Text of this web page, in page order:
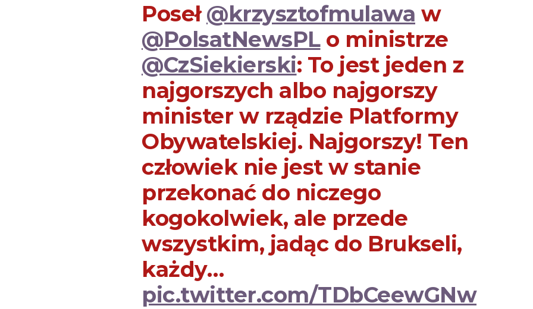
Poseł@krzysztofmulawa w
@PolsatNewsPLo ministrze
@CzSiekierski: To jest jeden z
najgorszych albo najgorszy
minister w rządzie Platformy
Obywatelskiej. Najgorszy! Ten
człowiek nie jest w stanie
przekonać do niczego
kogokolwiek, ale przede
wszystkim, jadąc do Brukseli,
każdy…
pic.twitter.com/TDbCeewGNw